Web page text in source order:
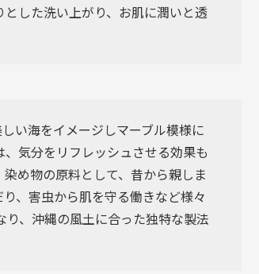
した洗い上がり、お肌に潤いと透
い海をイメージしマーブル模様に
気分をリフレッシュさせる効果も
め物の原料として、昔から親しま
、害虫から肌を守る働きなど様々
、沖縄の風土に合った独特な製法